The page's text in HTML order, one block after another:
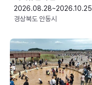
2026.08.28~2026.10.25
경상북도 안동시